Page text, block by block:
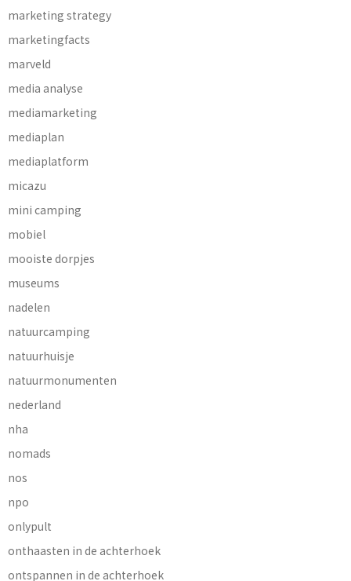
marketing strategy
marketingfacts
marveld
media analyse
mediamarketing
mediaplan
mediaplatform
micazu
mini camping
mobiel
mooiste dorpjes
museums
nadelen
natuurcamping
natuurhuisje
natuurmonumenten
nederland
nha
nomads
nos
npo
onlypult
onthaasten in de achterhoek
ontspannen in de achterhoek